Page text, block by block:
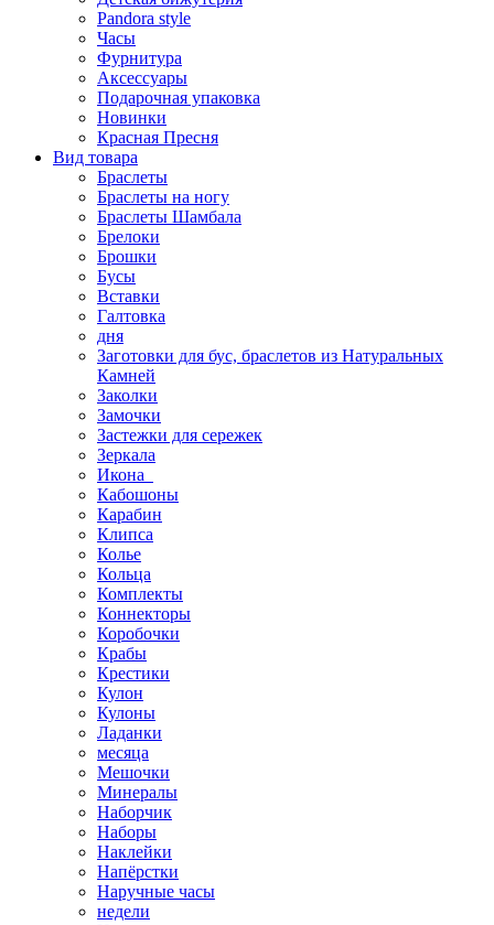
Pandora style
Часы
Фурнитура
Аксеcсуары
Подарочная упаковка
Новинки
Красная Пресня
Вид товара
Браслеты
Браслеты на ногу
Браслеты Шамбала
Брелоки
Брошки
Бусы
Вставки
Галтовка
дня
Заготовки для бус, браслетов из Натуральных
Камней
Заколки
Замочки
Застежки для сережек
Зеркала
Икона
Кабошоны
Карабин
Клипса
Колье
Кольца
Комплекты
Коннекторы
Коробочки
Крабы
Крестики
Кулон
Кулоны
Ладанки
месяца
Мешочки
Минералы
Наборчик
Наборы
Наклейки
Напёрстки
Наручные часы
недели